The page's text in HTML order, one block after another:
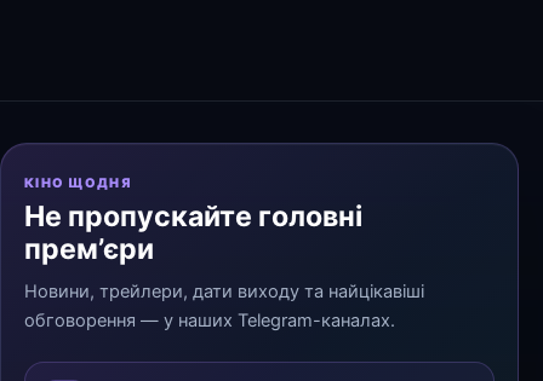
КІНО ЩОДНЯ
Не пропускайте головні
прем’єри
Новини, трейлери, дати виходу та найцікавіші
обговорення — у наших Telegram-каналах.